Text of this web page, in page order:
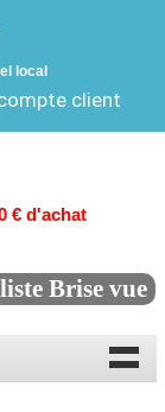
local
client
€ d'achat
Brise vue